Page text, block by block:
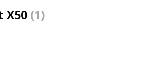
X50 (1)